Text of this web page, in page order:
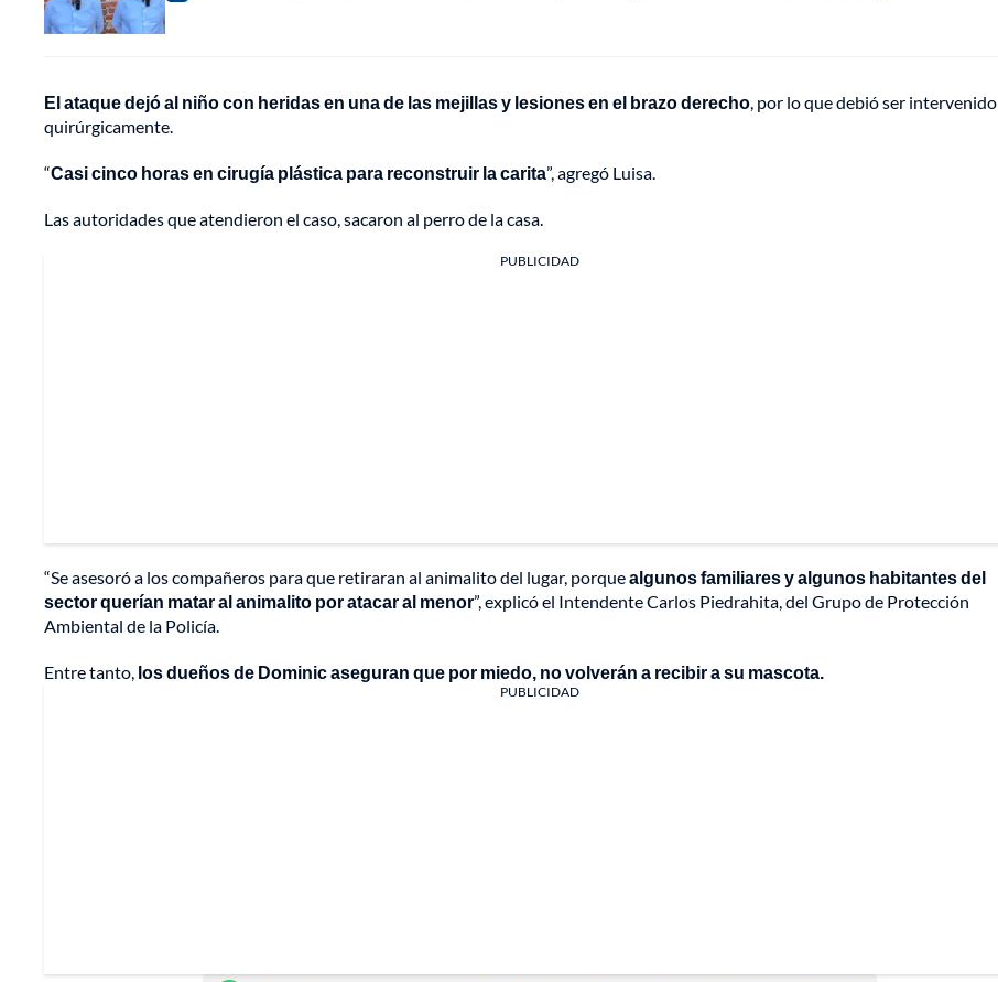
El ataque dejó al niño con heridas en una de las mejillas y lesiones en el brazo derecho, por lo que debió ser intervenido
quirúrgicamente.
“Casi cinco horas en cirugía plástica para reconstruir la carita”, agregó Luisa.
Las autoridades que atendieron el caso, sacaron al perro de la casa.
PUBLICIDAD
“Se asesoró a los compañeros para que retiraran al animalito del lugar, porquealgunos familiares y algunos habitantes del
sector querían matar al animalito por atacar al menor”, explicó el Intendente Carlos Piedrahita, del Grupo de Protección
Ambiental de la Policía.
Entre tanto, los dueños de Dominic aseguran que por miedo, no volverán a recibir a su mascota.
PUBLICIDAD